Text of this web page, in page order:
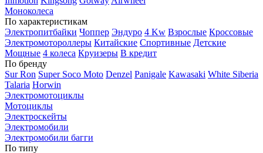
Моноколеса
По характеристикам
Электропитбайки Чоппер Эндуро 4 Kw Взрослые Кроссовые
Электромотороллеры Китайские Спортивные Детские
Мощные 4 колеса Круизеры В кредит
По бренду
Sur Ron Super Soco Moto Denzel Panigale Kawasaki White Siberia
Talaria Horwin
Электромотоциклы
Мотоциклы
Электроскейты
Электромобили
Электромобили багги
По типу